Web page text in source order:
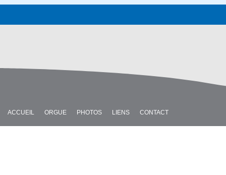
ACCUEIL ORGUE PHOTOS LIENS CONTACT